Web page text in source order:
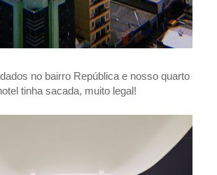
no bairro República e nosso quarto
tinha sacada, muito legal!